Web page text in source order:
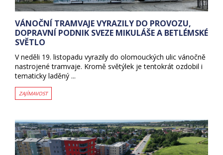
VÁNOČNÍ TRAMVAJE VYRAZILY DO PROVOZU,
DOPRAVNÍ PODNIK SVEZE MIKULÁŠE A BETLÉMSKÉ
SVĚTLO
V neděli 19. listopadu vyrazily do olomouckých ulic vánočně
nastrojené tramvaje. Kromě světýlek je tentokrát ozdobil i
tematicky laděný ...
ZAJÍMAVOST